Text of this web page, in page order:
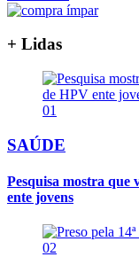
+ Lidas
01
SAÚDE
Pesquisa mostra que
ente jovens
02